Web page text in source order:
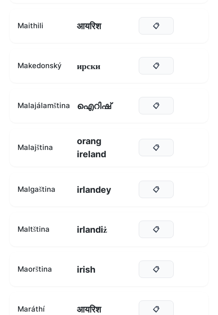
Maithili आयरिश 📋
Makedonský ирски 📋
Malajálamština ഐറിഷ് 📋
Malajština
orang
ireland
📋
Malgaština irlandey 📋
Maltština irlandiż 📋
Maorština irish 📋
Maráthí आयरिश 📋